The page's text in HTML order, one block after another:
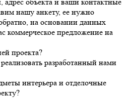
нашу анкету, ее нужно
на основании данных
коммерческое предложение на
проекта?
разработанный нами
интерьера и отделочные